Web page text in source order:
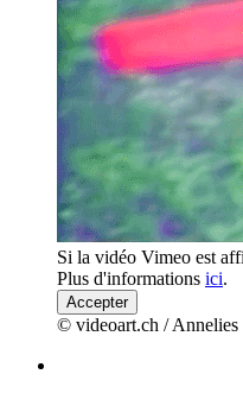
Si la vidéo Vimeo est
Plus d'informations ici.
Accepter
© videoart.ch / Annelies